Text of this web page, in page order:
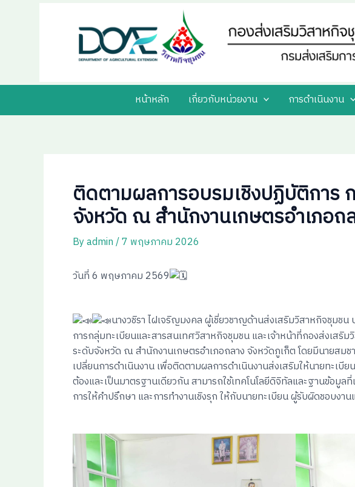
หน้าหลัก เกี่ยวกับหน่วยงาน การดำเนินงาน
ติดตามผลการอบรมเชิงปฏิบัติการ
จังหวัด ณ สำนักงานเกษตรอำเภอถ
Byadmin/7 พฤษภาคม 2026
วันที่ 6 พฤษภาคม 2569
นางวชิรา ไฝเจริญมงคล ผู้เชี่ยวชาญด้านส่งเสริมวิสาหกิจชุม
การกลุ่มทะเบียนและสารสนเทศวิสาหกิจชุมชน และเจ้าหน้าที่กองส่งเส
ระดับจังหวัด ณ สำนักงานเกษตรอำเภอถลาง จังหวัดภูเก็ต โดยมีนายสม
เปลี่ยนการดำเนินงาน เพื่อติดตามผลการดำเนินงานส่งเสริมให้นายทะเ
ต้องและเป็นมาตรฐานเดียวกัน สามารถใช้เทคโนโลยีดิจิทัลและฐานข้อมู
การให้คำปรึกษา และการทำงานเชิงรุก ให้กับนายทะเบียน ผู้รับผิดชอบง